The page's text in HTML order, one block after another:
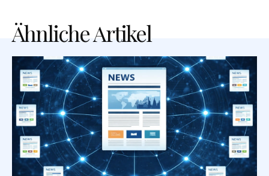
Ähnliche Artikel